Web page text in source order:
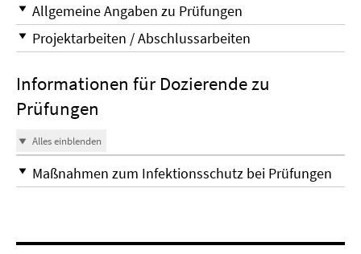
Allgemeine Angaben zu Prüfungen
Projektarbeiten / Abschlussarbeiten
Informationen für Dozierende zu
Prüfungen
Alles einblenden
Maßnahmen zum Infektionsschutz bei Prüfungen